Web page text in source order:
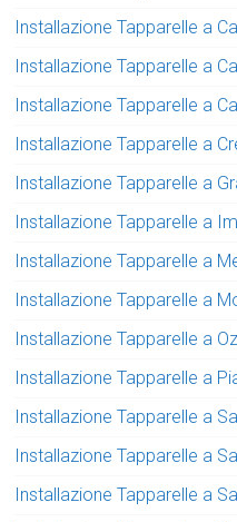
Installazione Tapparelle a
Installazione Tapparelle a
Installazione Tapparelle a
Installazione Tapparelle a
Installazione Tapparelle a
Installazione Tapparelle a
Installazione Tapparelle a
Installazione Tapparelle a
Installazione Tapparelle a
Installazione Tapparelle a
Installazione Tapparelle a
Installazione Tapparelle a
Installazione Tapparelle a